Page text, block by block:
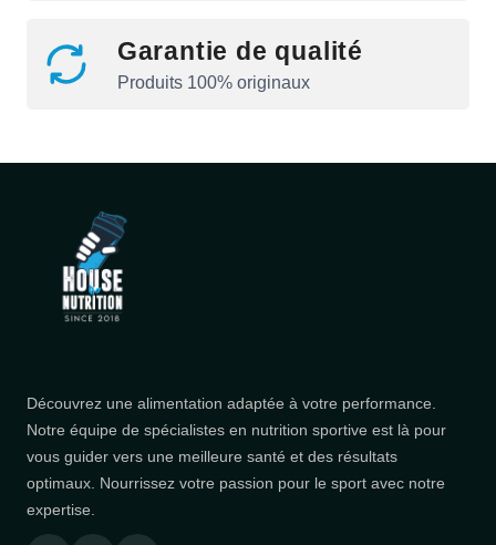
Garantie de qualité
Produits 100% originaux
Découvrez une alimentation adaptée à votre performance.
Notre équipe de spécialistes en nutrition sportive est là pour
vous guider vers une meilleure santé et des résultats
optimaux. Nourrissez votre passion pour le sport avec notre
expertise.